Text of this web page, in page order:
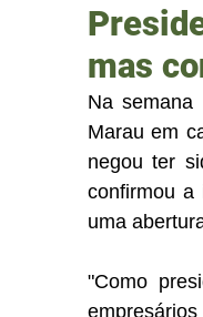
mas
Na semana
Marau em
negou ter
confirmou a
uma
"Como